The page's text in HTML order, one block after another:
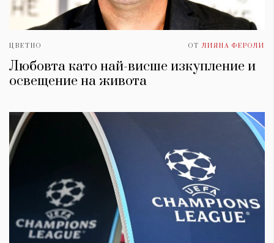
ЦВЕТНО ОТ ЛИЯНА ФЕРОЛИ
Любовта като най-висше изкупление и
освещение на живота